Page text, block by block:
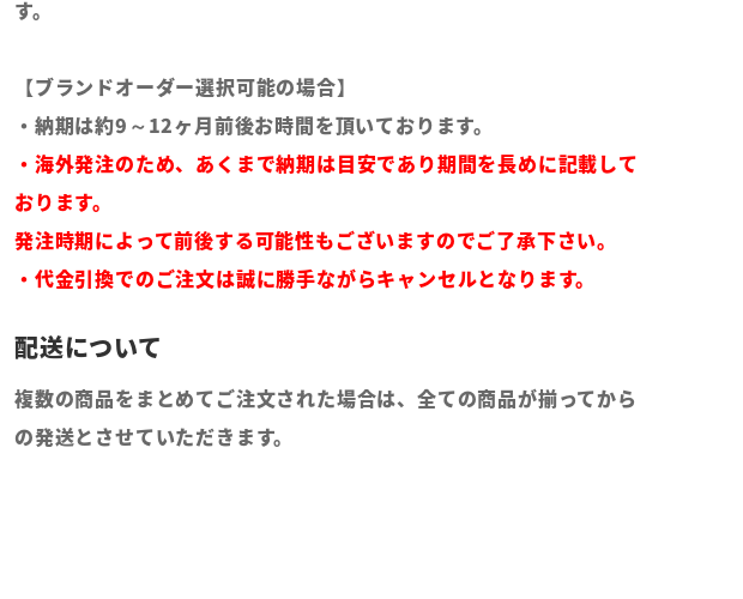
す。
【ブランドオーダー選択可能の場合】
・納期は約9～12ヶ月前後お時間を頂いております。
・海外発注のため、あくまで納期は目安であり期間を長めに記載して
おります。
発注時期によって前後する可能性もございますのでご了承下さい。
・代金引換でのご注文は誠に勝手ながらキャンセルとなります。
複数の商品をまとめてご注文された場合は、全ての商品が揃ってから
の発送とさせていただきます。